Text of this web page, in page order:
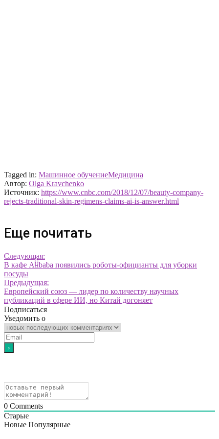
Tagged in: Машинное обучениеМедицина
Автор: Olga Kravchenko
Источник: https://www.cnbc.com/2018/12/07/beauty-company-
rejects-traditional-skin-regimens-claims-ai-is-answer.html
Еще почитать
Следующая:
В кафе Alibaba появились роботы-официанты для уборки
посуды
Предыдущая:
Европейский союз — лидер по количеству научных
публикаций в сфере ИИ, но Китай догоняет
Подписаться
Уведомить о
0 Comments
Старые
Новые Популярные